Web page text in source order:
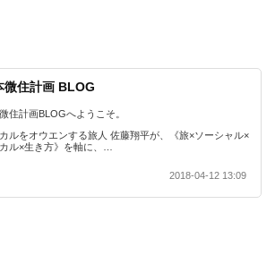
微住計画 BLOG
住計画BLOGへようこそ。
ルをオウエンする旅人 佐藤翔平が、《旅×ソーシャル×
ル×生き方》を軸に、…
2018-04-12 13:09